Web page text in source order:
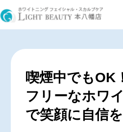
喫煙中でもOK
フリーなホワ
で笑顔に自信